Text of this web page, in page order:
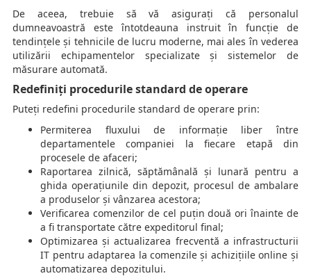
De aceea, trebuie să vă asigurați că personalul
dumneavoastră este întotdeauna instruit în funcție de
tendințele și tehnicile de lucru moderne, mai ales în vederea
utilizării echipamentelor specializate și sistemelor de
măsurare automată.
Redefiniți procedurile standard de operare
Puteți redefini procedurile standard de operare prin:
Permiterea fluxului de informație liber între
departamentele companiei la fiecare etapă din
procesele de afaceri;
Raportarea zilnică, săptămânală și lunară pentru a
ghida operațiunile din depozit, procesul de ambalare
a produselor și vânzarea acestora;
Verificarea comenzilor de cel puțin două ori înainte de
a fi transportate către expeditorul final;
Optimizarea și actualizarea frecventă a infrastructurii
IT pentru adaptarea la comenzile și achizițiile online și
automatizarea depozitului.